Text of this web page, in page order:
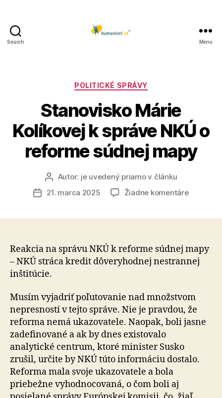
Search Menu
Kategórie
POLITICKÉ SPRÁVY
Stanovisko Márie
Kolíkovej k správe NKÚ o
reforme súdnej mapy
Autor
článku
Autor: je uvedený priamo v článku
Dátum
21. marca 2025 Žiadne komentárena
správe
NKÚ
mapy
Reakcia na správu NKÚ k reforme súdnej mapy
– NKÚ stráca kredit dôveryhodnej nestrannej
inštitúcie.
Musím vyjadriť poľutovanie nad množstvom
nepresností v tejto správe. Nie je pravdou, že
reforma nemá uka­zo­va­te­le. Naopak, boli jasne
zadefinované a ak by dnes exis­to­va­lo
analytické centrum, ktoré minister Susko
zrušil, ur­či­te by NKÚ túto informáciu dostalo.
Reforma mala svoje ukazovatele a bola
priebežne vyhodnocovaná, o čom boli aj